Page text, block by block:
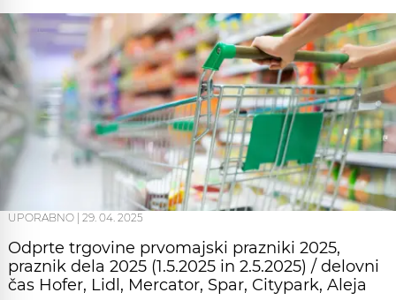
UPORABNO 29. 04. 2025
Odprte trgovine prvomajski prazniki 2025,
praznik dela 2025 (1.5.2025 in 2.5.2025) / delovni
čas Hofer, Lidl, Mercator, Spar, Citypark, Aleja